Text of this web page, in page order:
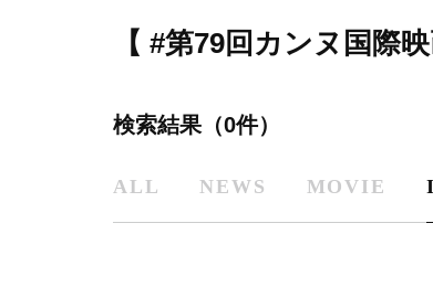
【 #第79回カンヌ国際映
検索結果（0件）
ALL NEWS MOVIE